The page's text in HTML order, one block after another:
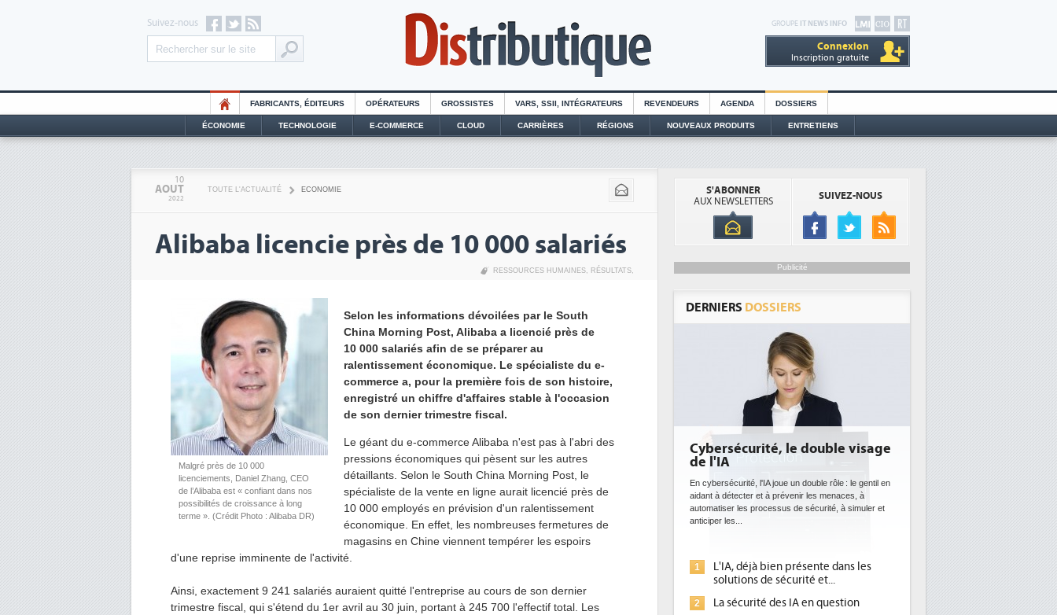
GROUPE IT NEWS INFO
Connexion
Inscription gratuite
Suivez-nous
FABRICANTS, ÉDITEURS OPÉRATEURS GROSSISTES VARS, SSII, INTÉGRATEURS REVENDEURS AGENDA DOSSIERS
ÉCONOMIE TECHNOLOGIE E-COMMERCE CLOUD CARRIÈRES RÉGIONS NOUVEAUX PRODUITS ENTRETIENS
10
AOUT
2022
TOUTE L'ACTUALITÉ ECONOMIE
Alibaba licencie près de 10 000 salariés
RESSOURCES HUMAINES, RÉSULTATS,
Malgré près de 10 000
licenciements, Daniel Zhang, CEO
de l’Alibaba est « confiant dans nos
possibilités de croissance à long
terme ». (Crédit Photo : Alibaba DR)
Selon les informations dévoilées par le South
China Morning Post, Alibaba a licencié près de
10 000 salariés afin de se préparer au
ralentissement économique. Le spécialiste du e-
commerce a, pour la première fois de son histoire,
enregistré un chiffre d'affaires stable à l'occasion
de son dernier trimestre fiscal.
Le géant du e-commerce Alibaba n'est pas à l'abri des
pressions économiques qui pèsent sur les autres
détaillants. Selon le South China Morning Post, le
spécialiste de la vente en ligne aurait licencié près de
10 000 employés en prévision d'un ralentissement
économique. En effet, les nombreuses fermetures de
magasins en Chine viennent tempérer les espoirs
d'une reprise imminente de l'activité.
Ainsi, exactement 9 241 salariés auraient quitté l'entreprise au cours de son dernier
trimestre fiscal, qui s'étend du 1er avril au 30 juin, portant à 245 700 l'effectif total. Les
S'ABONNER
AUX NEWSLETTERS
SUIVEZ-NOUS
Publicité
DERNIERS DOSSIERS
Cybersécurité, le double visage
de l'IA
En cybersécurité, l'IA joue un double rôle : le gentil en
aidant à détecter et à prévenir les menaces, à
automatiser les processus de sécurité, à simuler et
anticiper les...
1
L'IA, déjà bien présente dans les
solutions de sécurité et...
2 La sécurité des IA en question